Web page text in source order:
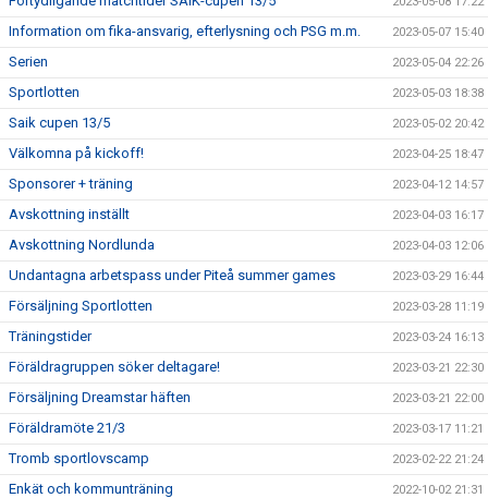
Information om fika-ansvarig, efterlysning och PSG m.m. 2023-05-07 15:40
Serien 2023-05-04 22:26
Sportlotten 2023-05-03 18:38
Saik cupen 13/5 2023-05-02 20:42
Välkomna på kickoff! 2023-04-25 18:47
Sponsorer + träning 2023-04-12 14:57
Avskottning inställt 2023-04-03 16:17
Avskottning Nordlunda 2023-04-03 12:06
Undantagna arbetspass under Piteå summer games 2023-03-29 16:44
Försäljning Sportlotten 2023-03-28 11:19
Träningstider 2023-03-24 16:13
Föräldragruppen söker deltagare! 2023-03-21 22:30
Försäljning Dreamstar häften 2023-03-21 22:00
Föräldramöte 21/3 2023-03-17 11:21
Tromb sportlovscamp 2023-02-22 21:24
Enkät och kommunträning 2022-10-02 21:31